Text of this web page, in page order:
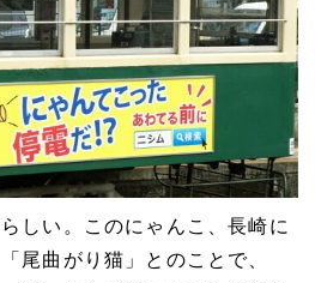
しい。このにゃんこ、長崎に
尾曲がり猫」とのことで、